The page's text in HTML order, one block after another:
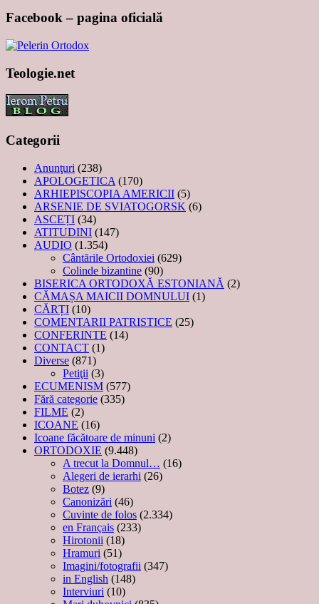
Facebook – pagina oficială
Teologie.net
Categorii
Anunţuri (238)
APOLOGETICA (170)
ARHIEPISCOPIA AMERICII (5)
ARSENIE DE SVIATOGORSK (6)
ASCEȚI (34)
ATITUDINI (147)
AUDIO (1.354)
Cântările Ortodoxiei (629)
Colinde bizantine (90)
BISERICA ORTODOXĂ ESTONIANĂ (2)
CĂMAȘA MAICII DOMNULUI (1)
CĂRȚI (10)
COMENTARII PATRISTICE (25)
CONFERINTE (14)
CONTACT (1)
Diverse (871)
Petiţii (3)
ECUMENISM (577)
Fără categorie (335)
FILME (2)
ICOANE (16)
Icoane făcătoare de minuni (2)
ORTODOXIE (9.448)
A trecut la Domnul… (16)
Alegeri de ierarhi (26)
Botez (9)
Canonizări (46)
Cuvinte de folos (2.334)
en Français (233)
Hirotonii (18)
Hramuri (51)
Imagini/fotografii (347)
in English (148)
Interviuri (10)